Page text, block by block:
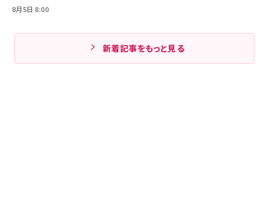
8月5日 8:00
新着記事をもっと見る